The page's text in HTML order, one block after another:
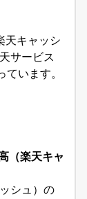
天キャッシ
サービス
います。
（楽天キャ
シュ）の